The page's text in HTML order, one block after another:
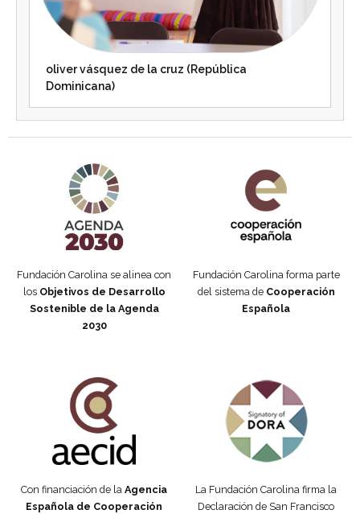
oliver vásquez de la cruz (República
Dominicana)
Fundación Carolina se alinea con
los Objetivos de Desarrollo
Sostenible de la Agenda
2030
Fundación Carolina forma parte
del sistema de Cooperación
Española
Con financiación de la Agencia
Española de Cooperación
La Fundación Carolina firma la
Declaración de San Francisco